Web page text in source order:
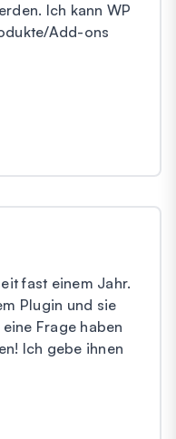
Ich kann WP
Add-ons
fast einem Jahr.
Plugin und sie
Frage haben
Ich gebe ihnen